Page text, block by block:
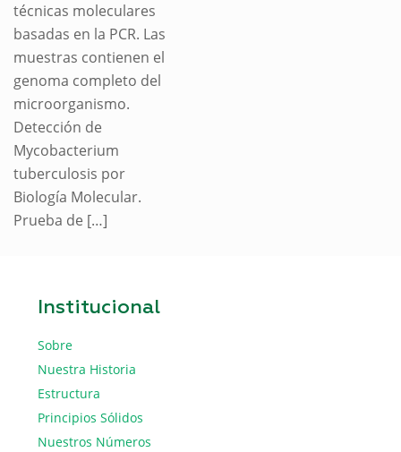
técnicas moleculares
basadas en la PCR. Las
muestras contienen el
genoma completo del
microorganismo.
Detección de
Mycobacterium
tuberculosis por
Biología Molecular.
Prueba de […]
Institucional
Sobre
Nuestra Historia
Estructura
Principios Sólidos
Nuestros Números